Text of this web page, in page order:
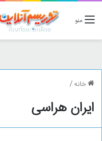
منو
خانه/
ایران هراسی